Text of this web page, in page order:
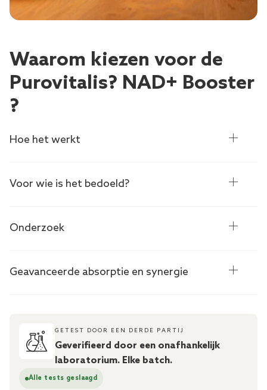
Waarom kiezen voor de
Purovitalis? NAD+ Booster
?
Hoe het werkt
Voor wie is het bedoeld?
Onderzoek
Geavanceerde absorptie en synergie
GETEST DOOR EEN DERDE PARTIJ
Geverifieerd door een onafhankelijk
laboratorium. Elke batch.
Alle tests geslaagd